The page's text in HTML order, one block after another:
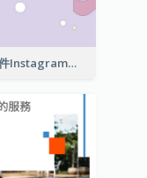
交友軟件Instagram限時動態